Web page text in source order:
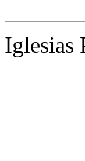
Iglesias